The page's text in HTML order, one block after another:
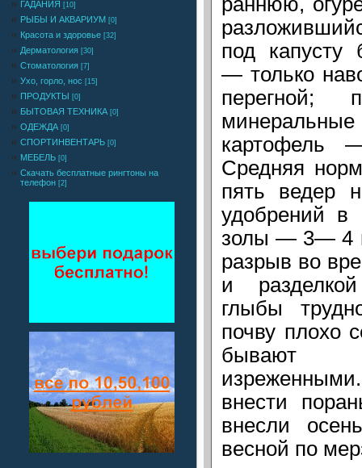
ГАДАНИЯ [10]
РЫБЫ И АКВАРИУМ [0]
Красота и здоровье [32]
Дерматология [30]
Стоматология [7]
Ухо, горло, нос [15]
ПРОДУКТЫ [0]
БЫТОВАЯ ТЕХНИКА [0]
ОДЕЖДА [0]
СПОРТИНВЕНТАРЬ [0]
МЕБЕЛЬ [0]
Cкачать бесплатные рингтоны на
телефон [2]
под капусту
— только
перегной;
картофель
Средняя
пять ведер
удобрений
золы — 3— 4
разрыв во
и
глыбы
почву плохо
бывают
внести
внесли
весной по